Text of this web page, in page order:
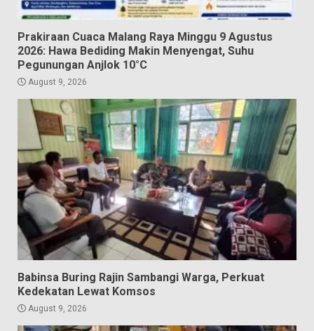
Prakiraan Cuaca Malang Raya Minggu 9 Agustus
2026: Hawa Bediding Makin Menyengat, Suhu
Pegunungan Anjlok 10°C
August 9, 2026
Babinsa Buring Rajin Sambangi Warga, Perkuat
Kedekatan Lewat Komsos
August 9, 2026